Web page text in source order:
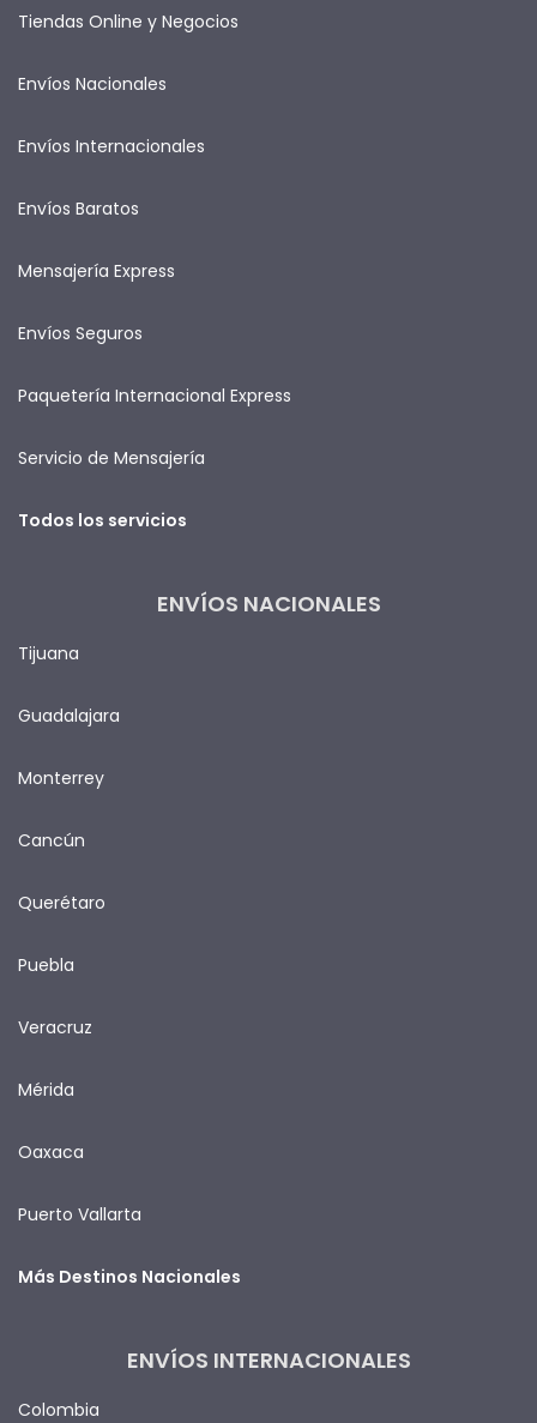
Tiendas Online y Negocios
Envíos Nacionales
Envíos Internacionales
Envíos Baratos
Mensajería Express
Envíos Seguros
Paquetería Internacional Express
Servicio de Mensajería
Todos los servicios
ENVÍOS NACIONALES
Tijuana
Guadalajara
Monterrey
Cancún
Querétaro
Puebla
Veracruz
Mérida
Oaxaca
Puerto Vallarta
Más Destinos Nacionales
ENVÍOS INTERNACIONALES
Colombia